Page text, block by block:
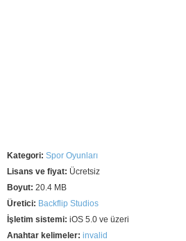
Kategori: Spor Oyunları
Lisans ve fiyat: Ücretsiz
Boyut: 20.4 MB
Üretici: Backflip Studios
İşletim sistemi: iOS 5.0 ve üzeri
Anahtar kelimeler: invalid